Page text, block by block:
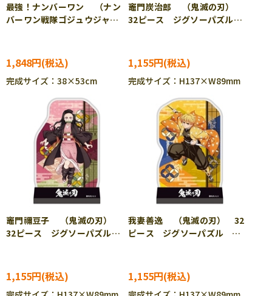
最強！ナンバーワン （ナン
バーワン戦隊ゴジュウジャ
1,848円
完成サイズ：38×53cm
竈門炭治郎 （鬼滅の刃）
32ピース ジグソーパズル
1,155円
完成サイズ：H137×W89mm
竈門禰豆子 （鬼滅の刃）
32ピース ジグソーパズル
1,155円
我妻善逸 （鬼滅の刃） 32
ピース ジグソーパズル
1,155円